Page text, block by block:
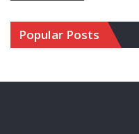
Popular Posts